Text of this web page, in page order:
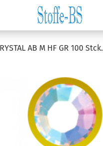
AB M HF GR 100 Stck.